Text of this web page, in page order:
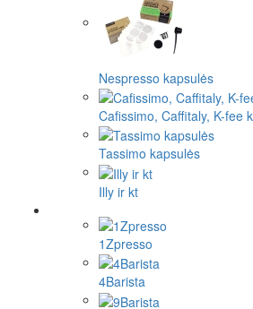
Nespresso kapsulės
Cafissimo, Caffitaly, K-fee
Tassimo kapsulės
Illy ir kt
1Zpresso
4Barista